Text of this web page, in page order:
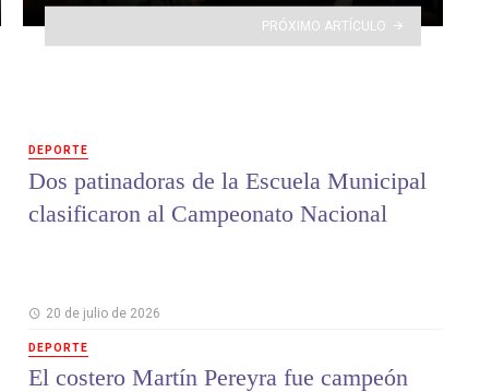
PRÓXIMO ARTÍCULO
DEPORTE
Dos patinadoras de la Escuela Municipal
clasificaron al Campeonato Nacional
20 de julio de 2026
DEPORTE
El costero Martín Pereyra fue campeón